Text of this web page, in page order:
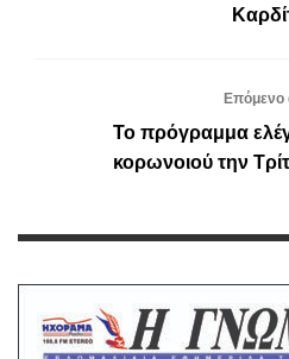
Επόμενο
Το πρόγραμμα
κορωνοιού την